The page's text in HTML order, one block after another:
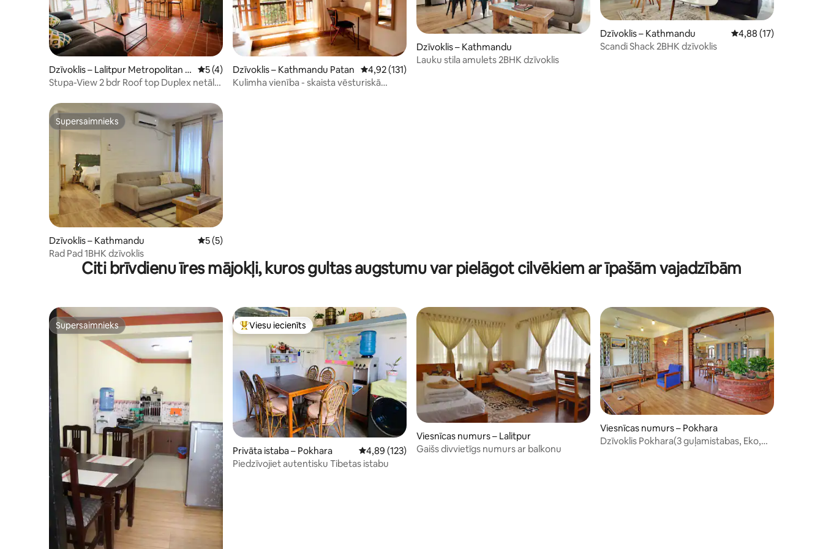
Dzīvoklis – Lalitpur Metropolitan C
ity
Vidējais vērtējums: 5 no 5, atsauksmju skaits: 4
5 (4)
Stupa-View 2 bdr Roof top Duplex netālu
Dzīvoklis – Kathmandu Patan Vidējais vērtējums: 4,92 no 5, atsauksmju skaits: 131
4,92 (131)
Kulimha vienība - skaista vēsturiskā
Dzīvoklis – Kathmandu
Lauku stila amulets 2BHK dzīvoklis
Dzīvoklis – Kathmandu Vidējais vērtējums:
4,88 (17)
Scandi Shack 2BHK dzīvoklis
Supersaimnieks
Supersaimnieks
Dzīvoklis – Kathmandu Vidējais vērtējums: 5 no 5, atsauksmju skaits: 5
5 (5)
Rad Pad 1BHK dzīvoklis
Citi brīvdienu īres mājokļi, kuros gultas augstumu var pielāgot cilvēkiem ar īpašām vajadzībām
Supersaimnieks
Supersaimnieks Populārs viesu iecienīts mājoklis
Viesu iecienīts
Privāta istaba – Pokhara Vidējais vērtējums: 4,89 no 5, atsauksmju skaits: 123
4,89 (123)
Piedzīvojiet autentisku Tibetas istabu
Viesnīcas numurs – Lalitpur
Gaišs divvietīgs numurs ar balkonu
Viesnīcas numurs – Pokhara
Dzīvoklis Pokhara(3 guļamistabas, Eko,